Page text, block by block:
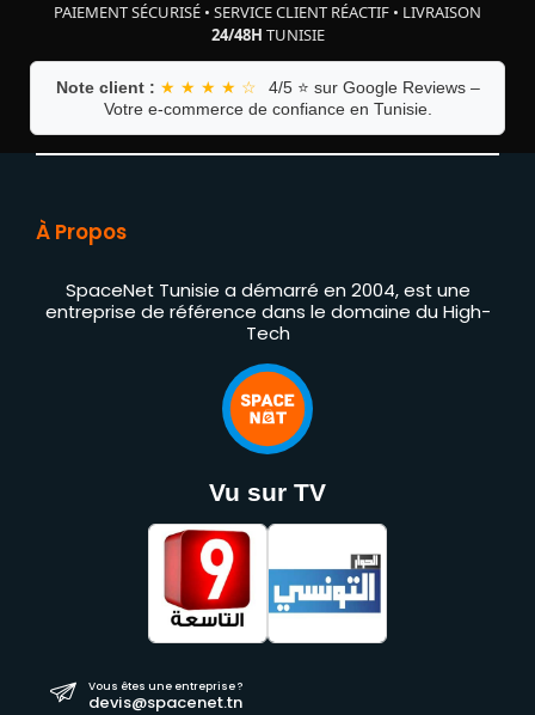
PAIEMENT SÉCURISÉ • SERVICE CLIENT RÉACTIF • LIVRAISON
24/48H TUNISIE
Note client : ★ ★ ★ ★ ☆
4/5 ⭐ sur Google Reviews –
Votre e-commerce de confiance en Tunisie.
À Propos
SpaceNet Tunisie a démarré en 2004, est une
entreprise de référence dans le domaine du High-
Tech
Vu sur TV
Vous êtes une entreprise ?
devis@spacenet.tn